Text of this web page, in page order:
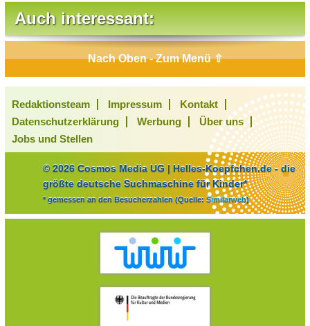
Auch interessant:
Nach Oben - Zum Menü ⇧
Redaktionsteam Impressum
Kontakt
Datenschutzerklärung
Werbung
Über uns
Jobs und Stellen
© 2026 Cosmos Media UG | Helles-Koepfchen.de - die
größte deutsche Suchmaschine für Kinder*
* gemessen an den Besucherzahlen (Quelle: Similarweb)